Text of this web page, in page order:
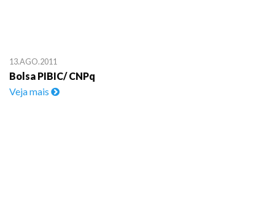
13.AGO.2011
Bolsa PIBIC/ CNPq
Veja mais